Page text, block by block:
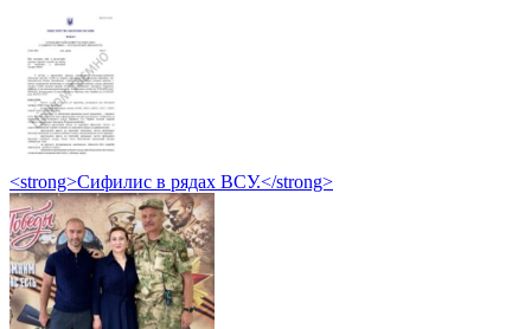
<strong>Сифилис в рядах ВСУ.</strong>